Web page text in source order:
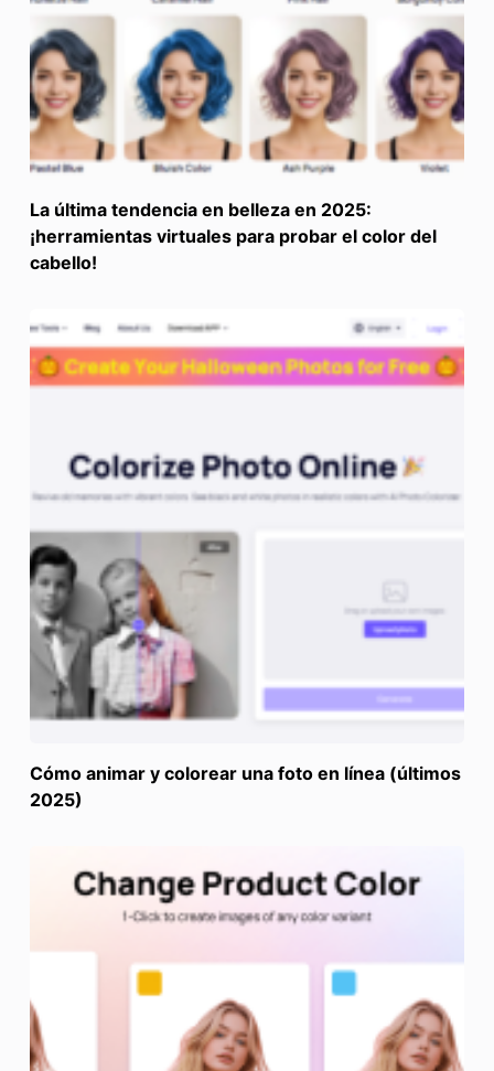
La última tendencia en belleza en 2025:
¡herramientas virtuales para probar el color del
cabello!
Cómo animar y colorear una foto en línea (últimos
2025)